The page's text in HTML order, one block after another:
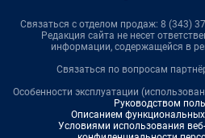
Связаться с отделом продаж: 8 (343)
Редакция сайта не несет
информации, содержащейся в
Связаться по вопросам
Особенности эксплуатации
Руководством
Описанием
Условиями использования